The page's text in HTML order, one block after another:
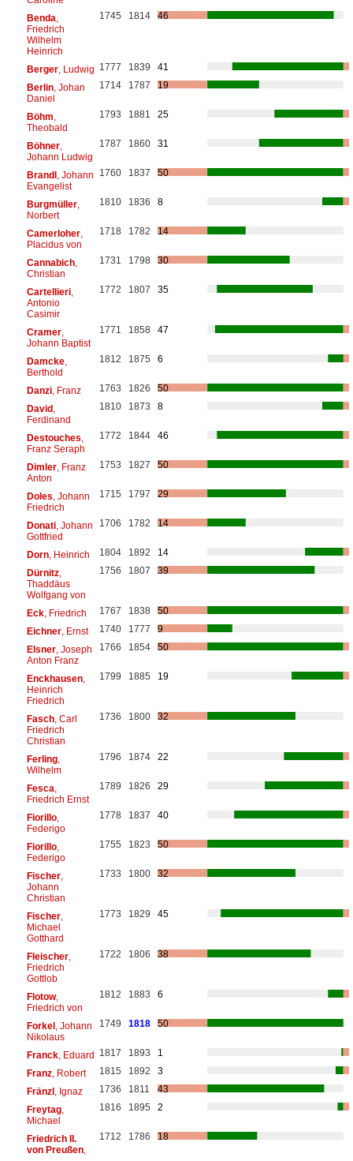
Benda
Friedrich
Wilhelm
Heinrich
1745 1814 46
Berger, Ludwig 1777 1839
41
Berlin, Johan
Daniel
1714 1787 19
Böhm
Theobald
1793 1881 25
Böhner,
Johann Ludwig
1787 1860 31
Brandl, Johann
Evangelist
1760 1837 50
Burgmüller,
Norbert
1810 1836 8
Camerloher,
Placidus von
1718 1782 14
Cannabich,
Christian
1731 1798 30
Cartellieri,
Antonio
Casimir
1772 1807 35
Cramer,
Johann Baptist
1771 1858 47
Damcke,
Berthold
1812 1875 6
Danzi, Franz 1763 1826
50
David,
Ferdinand
1810 1873 8
Destouches
Franz Seraph
1772 1844 46
Dimler, Franz
Anton
1753 1827 50
Doles , Johann
Friedrich
1715 1797 29
Donati, Johann
Gottfried
1706 1782 14
Dorn, Heinrich 1804 1892
14
Dürnitz,
Thaddäus
Wolfgang von
1756 1807 39
Eck, Friedrich 1767 1838
50
Eichner, Ernst 1740 1777
9
Elsner, Joseph
Anton Franz
1766 1854 50
Enckhausen,
Heinrich
Friedrich
1799 1885 19
Fasch, Carl
Friedrich
Christian
1736 1800 32
Ferling,
Wilhelm
1796 1874 22
Fesca
Friedrich Ernst
1789 1826 29
Fiorillo,
Federigo
1778 1837 40
Fiorillo,
Federigo
1755 1823 50
Fischer,
Johann
Christian
1733 1800 32
Fischer,
Michael
Gotthard
1773 1829 45
Fleischer,
Friedrich
Gottlob
1722 1806 38
Flotow,
Friedrich von
1812 1883 6
Forkel, Johann
Nikolaus
1749 1818 50
Franck, Eduard 1817 1893
1
Franz, Robert 1815 1892
3
Fränzl, Ignaz 1736 1811
43
Freytag,
Michael
1816 1895 2
Friedrich II.
von Preußen,
1712 1786 18